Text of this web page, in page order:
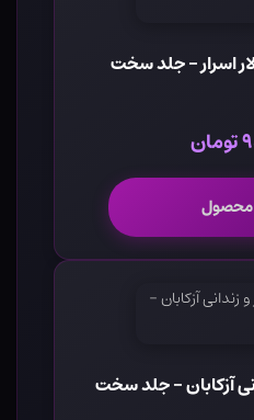
اسرار - جلد سخت
محصول
آزکابان - جلد سخت